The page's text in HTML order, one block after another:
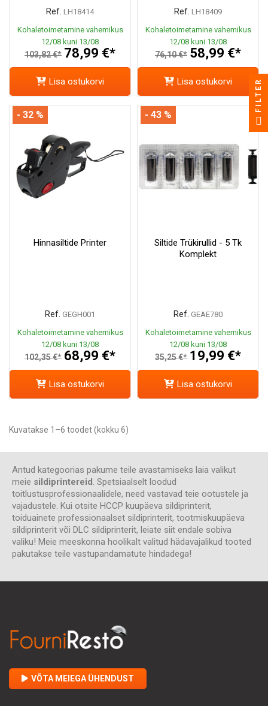
Ref. LH18414
Kohaletoimetamine vahemikus
12/08 kuni 13/08
103,82 €* 78,99 €*
Lisa ostukorvi
Ref. LH18409
Kohaletoimetamine vahemikus
12/08 kuni 13/08
76,10 €* 58,99 €*
Lisa ostukorvi
Hinnasiltide Printer
Ref. GEGH001
Kohaletoimetamine vahemikus
12/08 kuni 13/08
102,35 €* 68,99 €*
- 32 %
Lisa ostukorvi
Siltide Trükirullid - 5 Tk
Komplekt
Ref. GEAE780
Kohaletoimetamine vahemikus
12/08 kuni 13/08
35,25 €* 19,99 €*
- 43 %
Lisa ostukorvi
Kuvatakse 1–6 toodet (kokku 6)
Antud kategoorias pakume teile avastamiseks laia valikut
meie sildiprintereid. Spetsiaalselt loodud
toitlustusprofessionaalidele, need vastavad teie ootustele ja
vajadustele. Kui otsite HCCP kuupäeva sildiprinterit,
toiduainete professionaalset sildiprinterit, tootmiskuupäeva
sildiprinterit või DLC sildiprinterit, leiate siit endale sobiva
valiku! Meie meeskonna hoolikalt valitud hädavajalikud tooted
pakutakse teile vastupandamatute hindadega!
VÕTA MEIEGA ÜHENDUST
FILTER